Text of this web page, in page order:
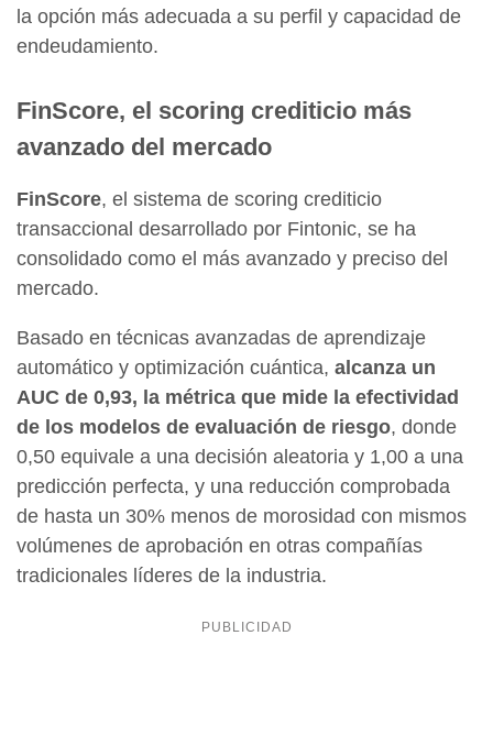
la opción más adecuada a su perfil y capacidad de
endeudamiento.
FinScore, el scoring crediticio más
avanzado del mercado
FinScore, el sistema de scoring crediticio
transaccional desarrollado por Fintonic, se ha
consolidado como el más avanzado y preciso del
mercado.
Basado en técnicas avanzadas de aprendizaje
automático y optimización cuántica, alcanza un
AUC de 0,93, la métrica que mide la efectividad
de los modelos de evaluación de riesgo, donde
0,50 equivale a una decisión aleatoria y 1,00 a una
predicción perfecta, y una reducción comprobada
de hasta un 30% menos de morosidad con mismos
volúmenes de aprobación en otras compañías
tradicionales líderes de la industria.